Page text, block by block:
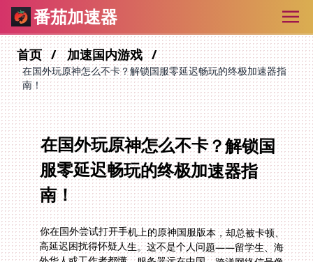
番茄加速器
首页 加速国内游戏
在国外玩原神怎么不卡？解锁国服零延迟畅玩的终极加速器指
南！
在国外玩原神怎么不卡？解锁国
服零延迟畅玩的终极加速器指
南！
你在国外尝试打开手机上的原神国服版本，却总被卡顿、
高延迟困扰得怀疑人生。这不是个人问题——留学生、海
外华人或工作者都懂，服务器远在中国，跨洋网络信号像
蜗牛爬行，导致游戏画面冻结、指令失灵，尤其是在激烈
对抗时。解决之道在于一款专业游戏加速器，它能像隐形
英雄般拉近距离。本指南将带你深入了解卡顿的根源，一